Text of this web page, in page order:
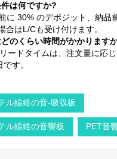
は何ですか?
に 30% のデポジット、納品
合はL/Cも受け付けます。
のくらい時間がかかります
ードタイムは、注文量に応
す。
ル線維の音-吸収板
ル線維の音響板 PET音